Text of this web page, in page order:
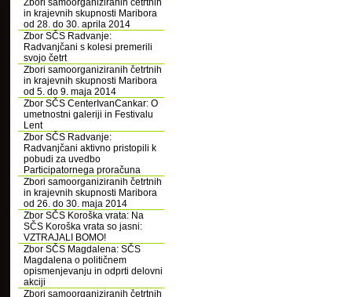
Zbori samoorganiziranih četrtnih
in krajevnih skupnosti Maribora
od 28. do 30. aprila 2014
Zbor SČS Radvanje:
Radvanjčani s kolesi premerili
svojo četrt
Zbori samoorganiziranih četrtnih
in krajevnih skupnosti Maribora
od 5. do 9. maja 2014
Zbor SČS CenterIvanCankar: O
umetnostni galeriji in Festivalu
Lent
Zbor SČS Radvanje:
Radvanjčani aktivno pristopili k
pobudi za uvedbo
Participatornega proračuna
Zbori samoorganiziranih četrtnih
in krajevnih skupnosti Maribora
od 26. do 30. maja 2014
Zbor SČS Koroška vrata: Na
SČS Koroška vrata so jasni:
VZTRAJALI BOMO!
Zbor SČS Magdalena: SČS
Magdalena o političnem
opismenjevanju in odprti delovni
akciji
Zbori samoorganiziranih četrtnih